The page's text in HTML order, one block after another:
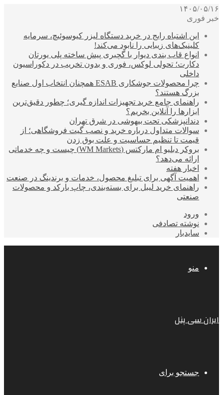
۱۴۰۵/۰۵/۱۶
خبر فوری
این اشتباه رایج در خرید دستگاه لیزر کیوسوئیچ، سرمایه
کلینیک‌های زیبایی را نابود می‌کند!
انواع قاب بندی دیوار با گچبری پیش ساخته پلی یورتان
دکارت؛ تحولی لوکس، فوری و بدون تخریب در دکوراسیون
داخلی
چرا محصولات جوشکاری ESAB همچنان انتخاب اول صنایع
بزرگ هستند؟
راهنمای جامع خرید تجهیزات اندازه گیری؛ چطور دقیق‌ترین
ابزارها را آنلاین بخریم؟
دندانپزشکی تحت بیهوشی در شرق تهران
سوالات متداول درباره خرید و نصب گیت فروشگاهی؛ از
قیمت تا تنظیم حساسیت و علت بوق زدن
بروکر دبلیو ام مارکتس (WM Markets) چیست و چه خدماتی
ارائه می‌دهد؟
اخبار هفته
اهمیت آگهی برای تبلیغ محصول، خدمات و برندینگ در صنعت
راهنمای خرید لیبل برای بسته‌بندی، چاپ بارکد و محصولات
صنعتی
ورود
نوشته تصادفی
سایدبار
منو
ایران سی پنل
جستجو برای